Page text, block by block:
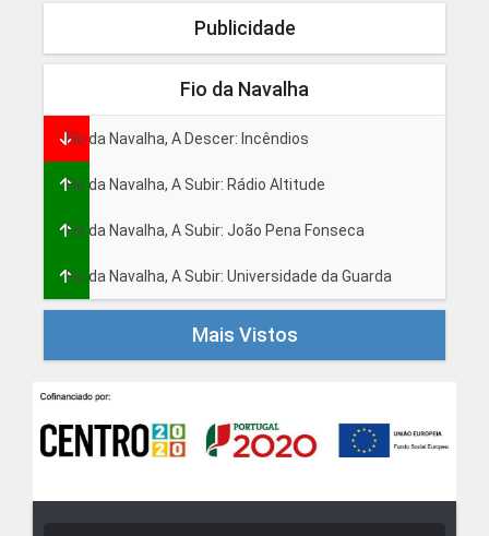
Publicidade
Fio da Navalha
Fio da Navalha, A Descer: Incêndios
Fio da Navalha, A Subir: Rádio Altitude
Fio da Navalha, A Subir: João Pena Fonseca
Fio da Navalha, A Subir: Universidade da Guarda
Mais Vistos